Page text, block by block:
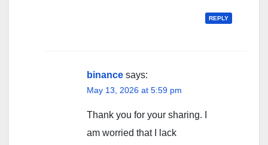
REPLY
binance says:
May 13, 2026 at 5:59 pm
Thank you for your sharing. I
am worried that I lack